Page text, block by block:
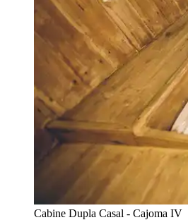
Cabine Dupla Casal - Cajoma IV